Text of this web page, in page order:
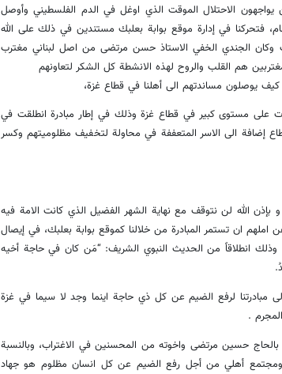
الاحتلال الموقت الذي اوغل في الدم الفلسطيني وأوصل
فتحركنا في إدارة موقع بوابة بعلبك مستندين في ذلك على الله
وكان الجندي الخفي الاستاذ حسن مرتضى من اصل لبناني مغترب
هم القلب والروح لهذه الانشطة كل الشكر لتعاونهم
يوصلون مساندتهم الى أهلنا في قطاع غزة،
مع أهل الخير من المغتربين، وجرى تنسيق تنظيم 6 إفطارات على مستوى كبير في قطاع غزة وذلك في إطار مبادرة انطلقت في
إضافة الى الاسر المتعففة في محاولة لتخفيف مظلوميتهم وكسر
الله لن نتوقف مع نهاية الشهر الفضيل الذي كانت الامة فيه
املهم ان تستمر المبادرة من خلالنا كموقع بوابة بعلبك، في إيصال
وذلك انطلاقاً من الحديث النبوي الشريف: “مَن كان في حاجة أخيه
مبادرتنا لرفع الضيم عن كل ذي حاجة اينما وجد لا سيما في غزة
.
حسين مرتضى واخوته من المحسنين في الاغتراب، وبالنسبة
ومجتمع أهلي من أجل رفع الضيم عن كل انسان مظلوم هو جهاد